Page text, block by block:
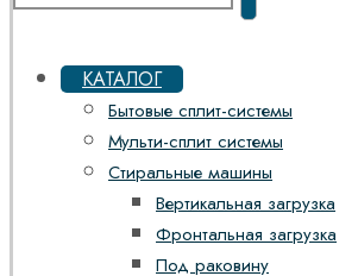
КАТАЛОГ
Бытовые сплит-системы
Мульти-сплит системы
Стиральные машины
Вертикальная загрузка
Фронтальная загрузка
Под раковину